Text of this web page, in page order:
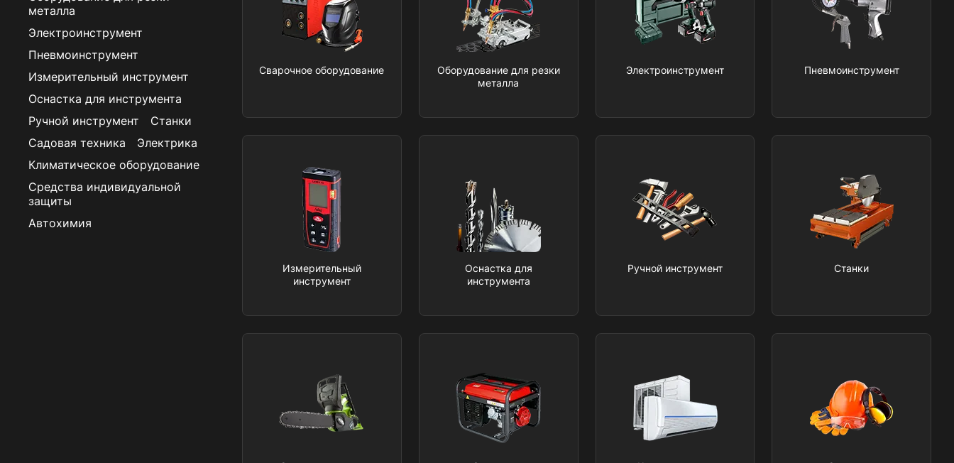
Сварочное оборудование
Оборудование для резки
металла
Электроинструмент Пневмоинструмент
Измерительный
инструмент
Оснастка для
инструмента
Ручной инструмент Станки
металла
Электроинструмент
Пневмоинструмент
Измерительный инструмент
Оснастка для инструмента
Ручной инструмент
Станки
Садовая техника
Электрика
Климатическое оборудование
Средства индивидуальной
защиты
Автохимия